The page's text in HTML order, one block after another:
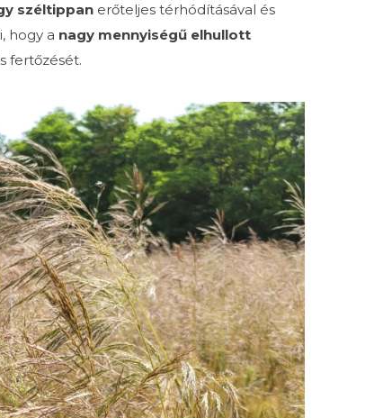
széltippan erőteljes térhódításával és
hogy a nagy mennyiségű elhullott
fertőzését.